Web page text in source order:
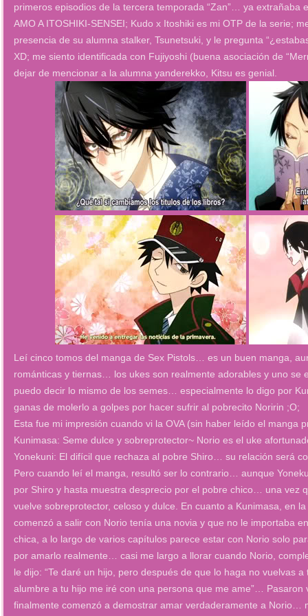
primeros episodios de la tercera temporada “Zan”… ya extrañaba
AMO A ITOSHIKI-SENSEI; Kudo x Itoshiki es mi OTP de la serie;
presencia de su alumna stalker, Tsunetsuki, y le pregunta
XD; me siento identificada con Fujiyoshi (buena asociación de
dejar de mencionar a la alumna yanderekko, Kitsu es genial.
Leí cinco tomos del manga de Sex Pistols… es un buen manga,
románticas y tiernas… los ukes son realmente adorables y uno se
puedo decir lo mismo de los semes… especialmente lo digo por
ganas de molerlo a golpes por hacer sufrir al pobrecito Noririn ;O;
Esta fue mi impresión cuando vi la OVA (sin haber leído el manga
Kunimasa: Seme dulce y sobreprotector~ Norio es el uke
Yonekuni: El difícil que rechaza al pobre Shiro… su relación será
Pero cuando leí el manga, resultó ser lo contrario… aunque
por Shiro y hasta muestra desprecio por el pobre chico… una vez
vuelve sobreprotector, celoso y dulce. En cuanto a Kunimasa, en
comenzó a salir con Norio tenía una novia y que no le importaba
chica, a lo largo de varios capítulos parece estar con Norio solo
por amarlo realmente… casi me largo a llorar cuando Norio,
le dijo: “Te daré un hijo, pero después de que lo haga no vuelvas
alumbre a tu hijo me iré con una persona que me ame”… Pasaron
finalmente comenzó a demostrar amar verdaderamente a Norio…